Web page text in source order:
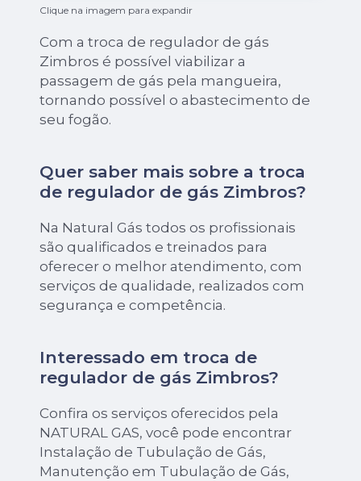
Clique na imagem para expandir
Com a troca de regulador de gás
Zimbros é possível viabilizar a
passagem de gás pela mangueira,
tornando possível o abastecimento de
seu fogão.
Quer saber mais sobre a troca
de regulador de gás Zimbros?
Na Natural Gás todos os profissionais
são qualificados e treinados para
oferecer o melhor atendimento, com
serviços de qualidade, realizados com
segurança e competência.
Interessado em troca de
regulador de gás Zimbros?
Confira os serviços oferecidos pela
NATURAL GAS, você pode encontrar
Instalação de Tubulação de Gás,
Manutenção em Tubulação de Gás,